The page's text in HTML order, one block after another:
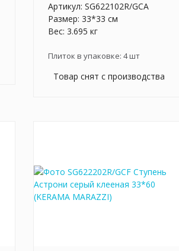
Артикул: SG622102R/GCA
Размер: 33*33 см
Вес: 3.695 кг
Плиток в упаковке: 4шт
Товар снят с производства